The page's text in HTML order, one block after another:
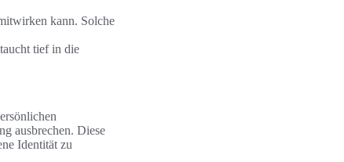
kann. Solche
tief in die
ausbrechen. Diese
Identität zu